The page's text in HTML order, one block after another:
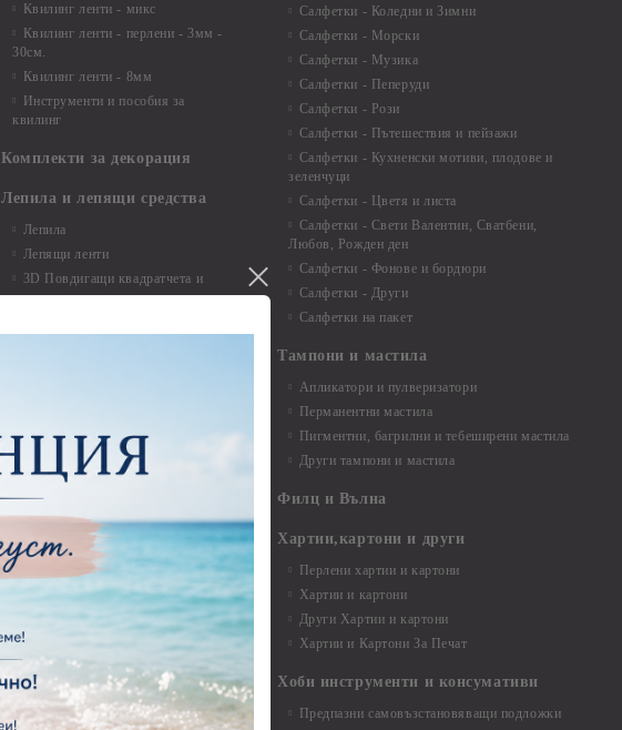
Квилинг ленти - микс
Квилинг ленти - перлени - 3мм -
30см.
Квилинг ленти - 8мм
Инструменти и пособия за
квилинг
Комплекти за декорация
Лепила и лепящи средства
Лепила
Лепящи ленти
3D Повдигащи квадратчета и
ленти
Макраме
Макраме Основи - до 6,00 см
Макраме Основи - над 15,00 см
Макраме - Други материали
Опаковки
Мебелен обков и аксесоари
Закачалки
Крака за мебели
Други аксесоари, материали и
Салфетки - Коледни и Зимни
Салфетки - Морски
Салфетки - Музика
Салфетки - Пеперуди
Салфетки - Рози
Салфетки - Пътешествия и пейзажи
Салфетки - Кухненски мотиви, плодове и
зеленчуци
Салфетки - Цветя и листа
Салфетки - Свети Валентин, Сватбени,
Любов, Рожден ден
Салфетки - Фонове и бордюри
Салфетки - Други
Салфетки на пакет
Тампони и мастила
Апликатори и пулверизатори
Перманентни мастила
Пигментни, багрилни и тебеширени мастила
Други тампони и мастила
Филц и Вълна
Хартии,картони и други
Перлени хартии и картони
Хартии и картони
Други Хартии и картони
Хартии и Картони За Печат
Хоби инструменти и консумативи
Предпазни самовъзстановяващи подложки